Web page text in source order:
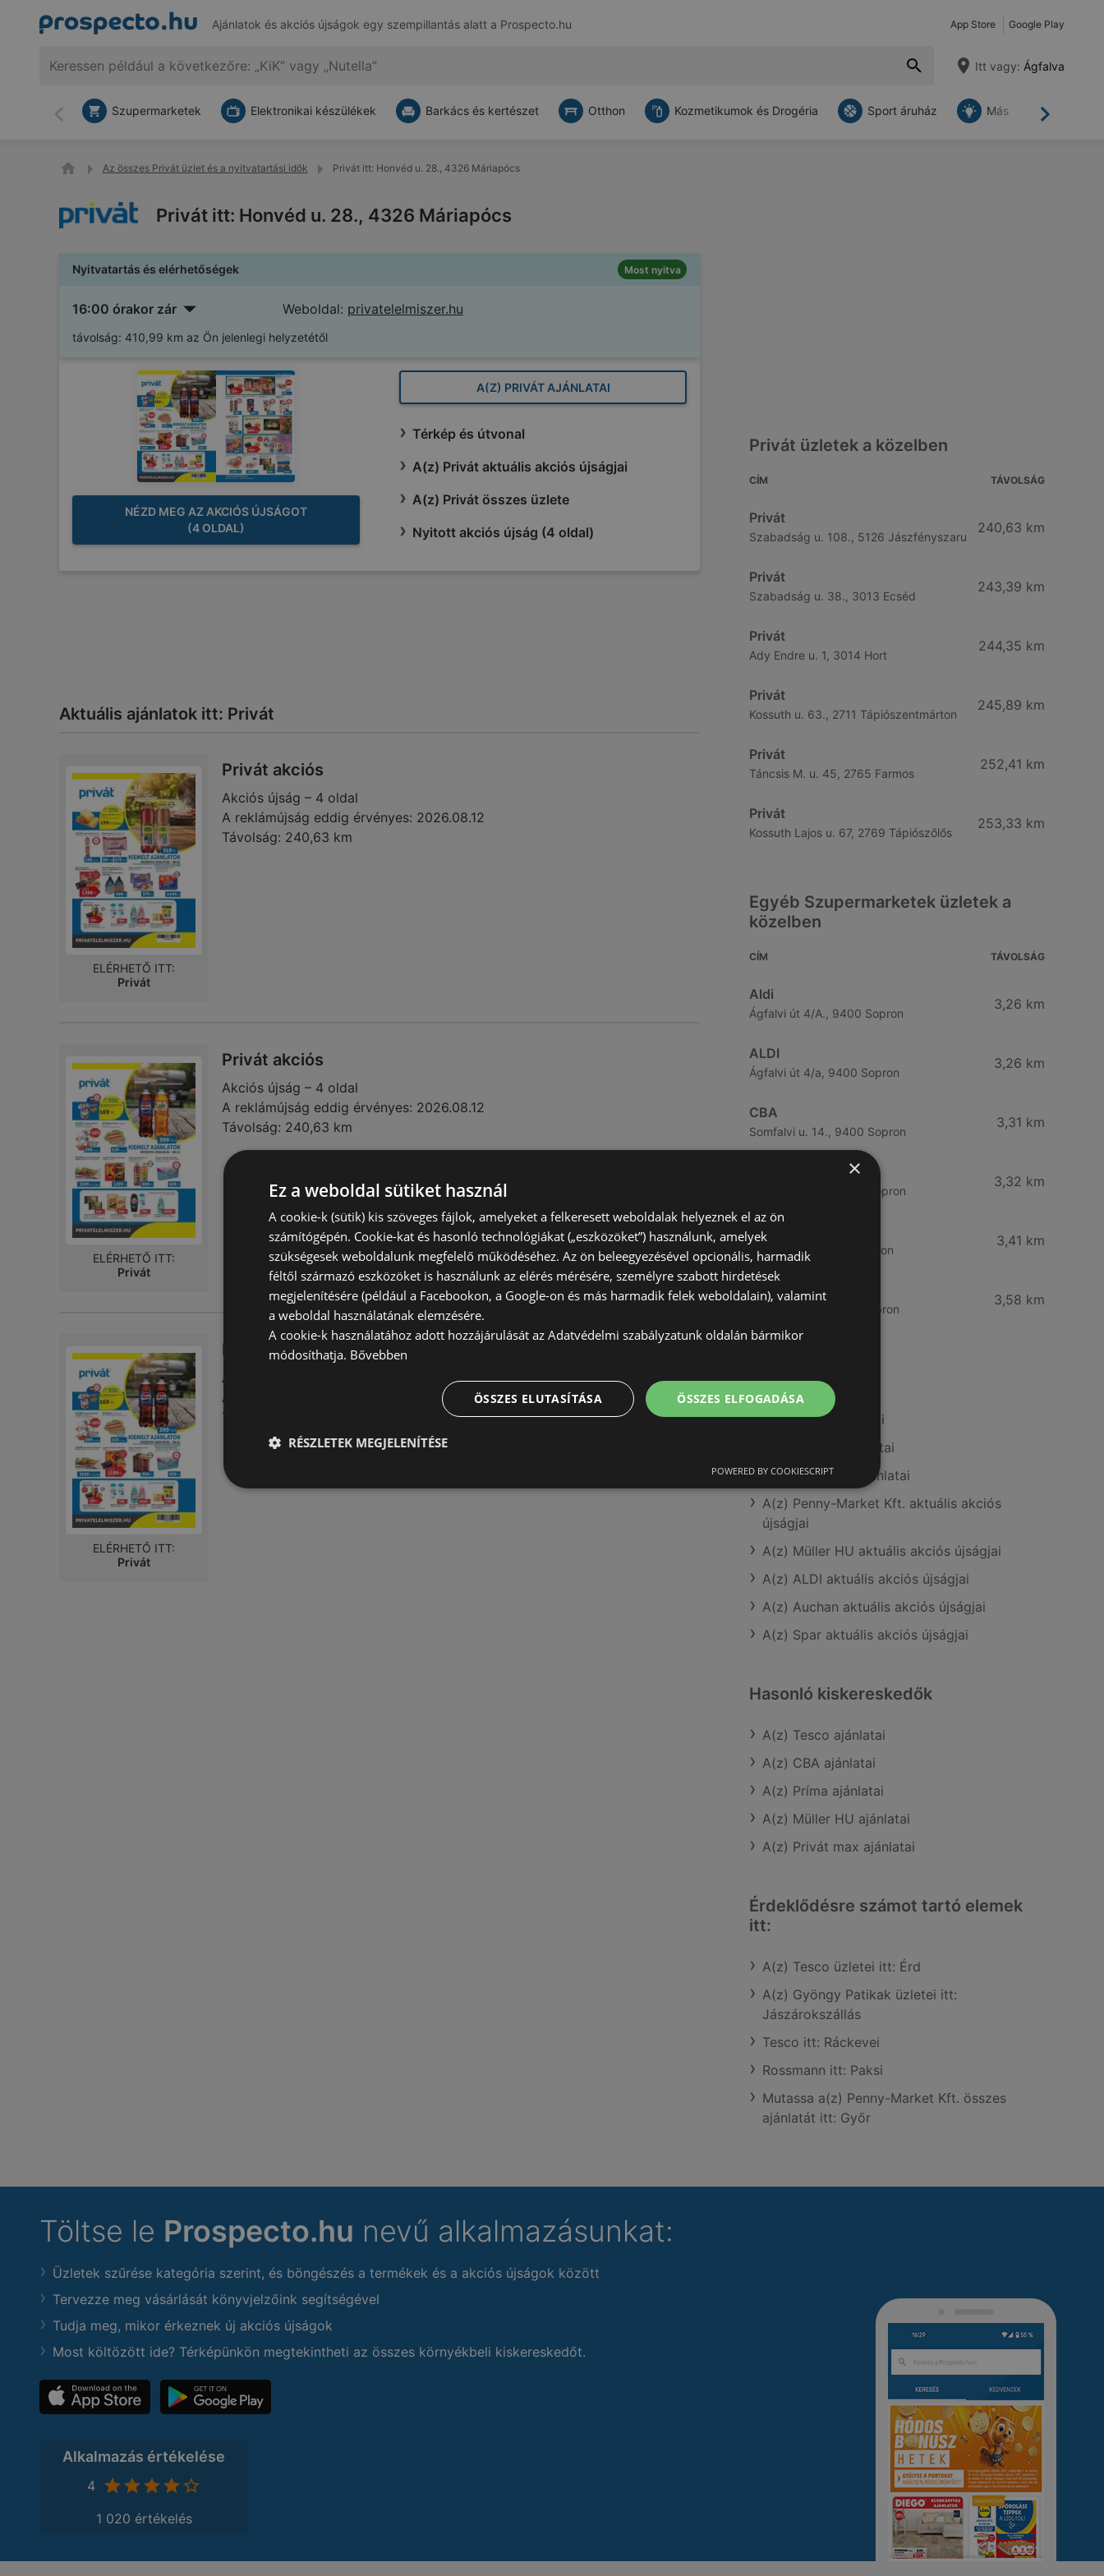
Ajánlatok és akciós újságok egy szempillantás alatt a Prospecto.hu App Store Google Play
Itt vagy: Ágfalva
Vissza Tovább
Szupermarketek Elektronikai készülékek Barkács és kertészet Otthon Kozmetikumok és Drogéria Sport áruház Más
Az összes Privát üzlet és a nyitvatartási idők Privát itt: Honvéd u. 28., 4326 Máriapócs
Privát itt: Honvéd u. 28., 4326 Máriapócs
Nyitvatartás és elérhetőségek Most nyitva
16:00 órakor zár Weboldal: privatelelmiszer.hu
távolság: 410,99 km az Ön jelenlegi helyzetétől
NÉZD MEG AZ AKCIÓS ÚJSÁGOT
(4 OLDAL)
A(Z) PRIVÁT AJÁNLATAI
Térkép és útvonal
A(z) Privát aktuális akciós újságjai
A(z) Privát összes üzlete
Nyitott akciós újság (4 oldal)
Aktuális ajánlatok itt: Privát
Privát akciós
Akciós újság – 4 oldal
A reklámújság eddig érvényes: 2026.08.12
Távolság: 240,63 km
ELÉRHETŐ ITT:
Privát
Privát akciós
Akciós újság – 4 oldal
A reklámújság eddig érvényes: 2026.08.12
Távolság: 240,63 km
ELÉRHETŐ ITT:
Privát
Privát akciós
Akciós újság – 4 oldal
A reklámújság eddig érvényes:
2026.08.12
Távolság:
ELÉRHETŐ ITT:
Privát
Privát üzletek a közelben
CÍM TÁVOLSÁG
Privát
Szabadság u. 108., 5126 Jászfényszaru
240,63 km
Privát
Szabadság u. 38., 3013 Ecséd
243,39 km
Privát
Ady Endre u. 1, 3014 Hort
244,35 km
Privát
Kossuth u. 63., 2711 Tápiószentmárton
245,89 km
Privát
Táncsis M. u. 45, 2765 Farmos
252,41 km
Privát
Kossuth Lajos u. 67, 2769 Tápiószőlős
253,33 km
Egyéb Szupermarketek üzletek a
közelben
CÍM TÁVOLSÁG
Aldi
Ágfalvi út 4/A., 9400 Sopron
3,26 km
ALDI
Ágfalvi út 4/a, 9400 Sopron
3,26 km
CBA
Somfalvi u. 14., 9400 Sopron
3,31 km
Besenyő u. 16., 9400 Sopron
3,32 km
Reál
Ibolya út 15., 9400 Sopron
3,41 km
CBA
Bánfalvi u. 14, 9400 Sopron
3,58 km
További linkek
A(z) Privát ajánlatai
A(z) Auchan ajánlatai
A(z) Müller HU ajánlatai
A(z) Penny-Market Kft. aktuális akciós
újságjai
A(z) Müller HU aktuális akciós újságjai
A(z) ALDI aktuális akciós újságjai
A(z) Auchan aktuális akciós újságjai
A(z) Spar aktuális akciós újságjai
Hasonló kiskereskedők
A(z) Tesco ajánlatai
A(z) CBA ajánlatai
A(z) Príma ajánlatai
A(z) Müller HU ajánlatai
A(z) Privát max ajánlatai
Érdeklődésre számot tartó elemek
itt:
A(z) Tesco üzletei itt: Érd
A(z) Gyöngy Patikak üzletei itt:
Jászárokszállás
Tesco itt: Ráckevei
Rossmann itt: Paksi
Mutassa a(z) Penny-Market Kft. összes
ajánlatát itt: Győr
Töltse le Prospecto.hu nevű alkalmazásunkat:
Üzletek szűrése kategória szerint, és böngészés a termékek és a akciós újságok között
Tervezze meg vásárlását könyvjelzőink segítségével
Tudja meg, mikor érkeznek új akciós újságok
Most költözött ide? Térképünkön megtekintheti az összes környékbeli kiskereskedőt.
Alkalmazás értékelése
4
1 020 értékelés
×
Ez a weboldal sütiket használ
A cookie-k (sütik) kis szöveges fájlok, amelyeket a felkeresett weboldalak helyeznek el az ön
számítógépén. Cookie-kat és hasonló technológiákat („eszközöket”) használunk, amelyek
szükségesek weboldalunk megfelelő működéséhez. Az ön beleegyezésével opcionális, harmadik
féltől származó eszközöket is használunk az elérés mérésére, személyre szabott hirdetések
megjelenítésére (például a Facebookon, a Google-on és más harmadik felek weboldalain), valamint
a weboldal használatának elemzésére.
A cookie-k használatához adott hozzájárulását az Adatvédelmi szabályzatunk oldalán bármikor
módosíthatja. Bővebben
ÖSSZES ELFOGADÁSA
ÖSSZES ELUTASÍTÁSA
RÉSZLETEK MEGJELENÍTÉSE
POWERED BY COOKIESCRIPT